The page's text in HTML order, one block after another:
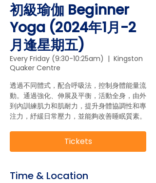
初級瑜伽 Beginner
Yoga (2024年1月-2
月逢星期五)
Every Friday (9:30-10:25am)
  |
Kingston
Quaker Centre
透過不同體式，配合呼吸法，控制身體能量流
動。通過強化、伸展及平衡，活動全身，由外
到內訓練肌力和肌耐力，提升身體協調性和專
注力，紓緩日常壓力，並能夠改善睡眠質素。
Tickets
Time & Location